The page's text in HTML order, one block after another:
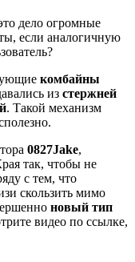
дело огромные
если аналогичную
комбайны
из стержней
. Такой механизм
0827Jake,
так, чтобы не
с тем, что
скользить мимо
новый тип
видео по ссылке,